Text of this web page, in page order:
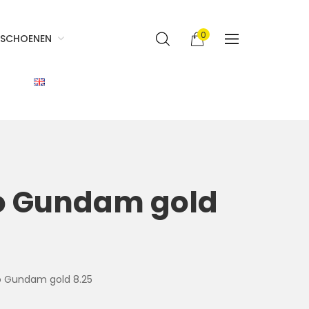
SCHOENEN 0
Gundam gold
gold 8.25